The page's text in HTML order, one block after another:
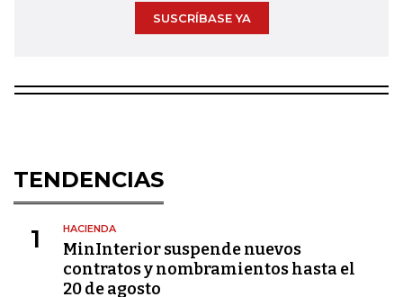
SUSCRÍBASE YA
TENDENCIAS
1 HACIENDA
MinInterior suspende nuevos
contratos y nombramientos hasta el
20 de agosto